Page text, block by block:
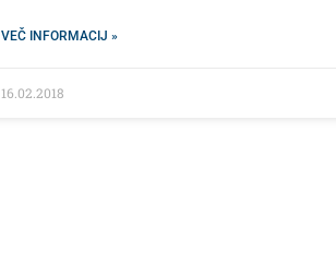
VEČ INFORMACIJ »
16.02.2018